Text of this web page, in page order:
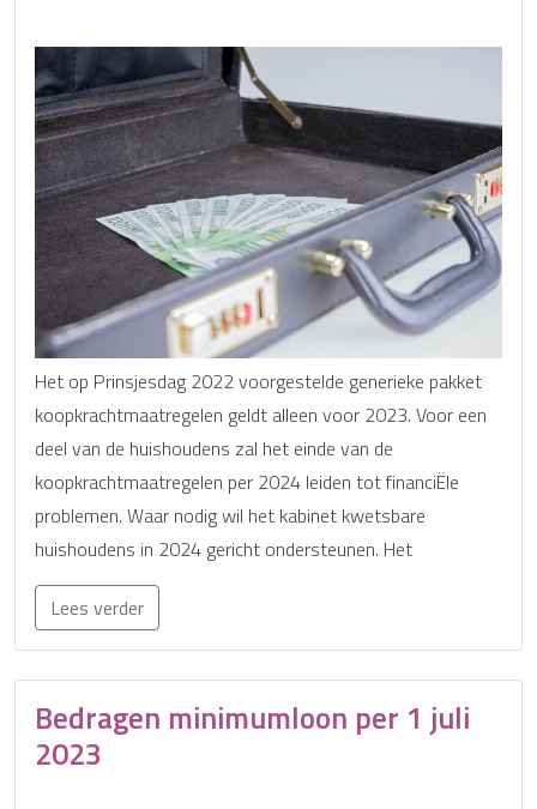
Het op Prinsjesdag 2022 voorgestelde generieke pakket
koopkrachtmaatregelen geldt alleen voor 2023. Voor een
deel van de huishoudens zal het einde van de
koopkrachtmaatregelen per 2024 leiden tot financiËle
problemen. Waar nodig wil het kabinet kwetsbare
huishoudens in 2024 gericht ondersteunen. Het
Lees verder
Bedragen minimumloon per 1 juli
2023